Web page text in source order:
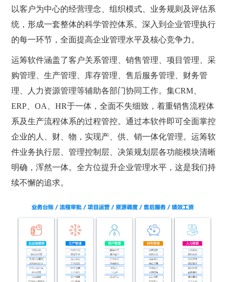
以客户为中心的经营理念、组织模式、业务规则及评估系
统，形成一套整体的科学管控体系。深入到企业管理执行
的每一环节，全面提高企业管理水平及核心竞争力。
运筹软件涵盖了客户关系管理、销售管理、项目管理、采
购管理、生产管理、库存管理、售后服务管理、财务管
理、人力资源管理等辅助各部门协同工作。集CRM、
ERP、OA、HR于一体，全面不失细致，着重销售流程体
系及生产流程体系的过程管控。通过本软件即可全面掌控
企业的人、财、物，实现产、供、销一体化管理。运筹软
件业务执行层、管理控制层、决策规划层各功能模块清晰
明确，浑然一体。全方位提升企业管理水平，这是我们持
续不懈的追求。